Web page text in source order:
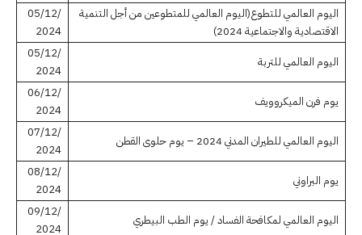
اليوم العالمي للتطوع(اليوم العالمي للمتطوعين من أجل التنمية
الاقتصادية والاجتماعية 2024)
05/12/
2024
اليوم العالمي للتربة
05/12/
2024
يوم فرن الميكروويف
06/12/
2024
اليوم العالمي للطيران المدني 2024 – يوم حلوى القطن
07/12/
2024
يوم البراوني
08/12/
2024
اليوم العالمي لمكافحة الفساد / يوم الطب البيطري
09/12/
2024